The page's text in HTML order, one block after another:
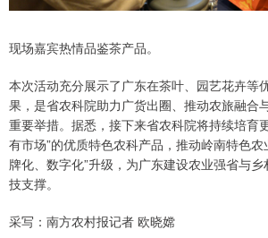
现场嘉宾热情品鉴茶产品。
本次活动充分展示了广东在茶叶、园艺花卉等
果，是省农科院助力广货出圈、推动农旅融合
重要举措。据悉，接下来省农科院将持续培育
有市场”的优质特色农科产品，推动岭南特色农
牌化、数字化”升级，为广东建设农业强省与
技支撑。
采写：南方农村报记者 欧晓嫦